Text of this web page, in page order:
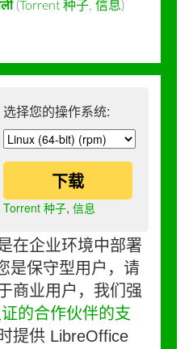
(Torrent 种子, 信息)
选择您的操作系统:
下载
Torrent 种子, 信息
在企业环境中部署
是保守型用户，请
商业用户，我们强
的合作伙伴的支
提供 LibreOffice